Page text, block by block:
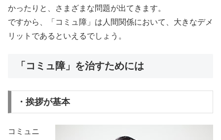
かったりと、さまざまな問題が出てきます。
ですから、「コミュ障」は人間関係において、大きなデメ
リットであるといえるでしょう。
「コミュ障」を治すためには
・挨拶が基本
コミュニ